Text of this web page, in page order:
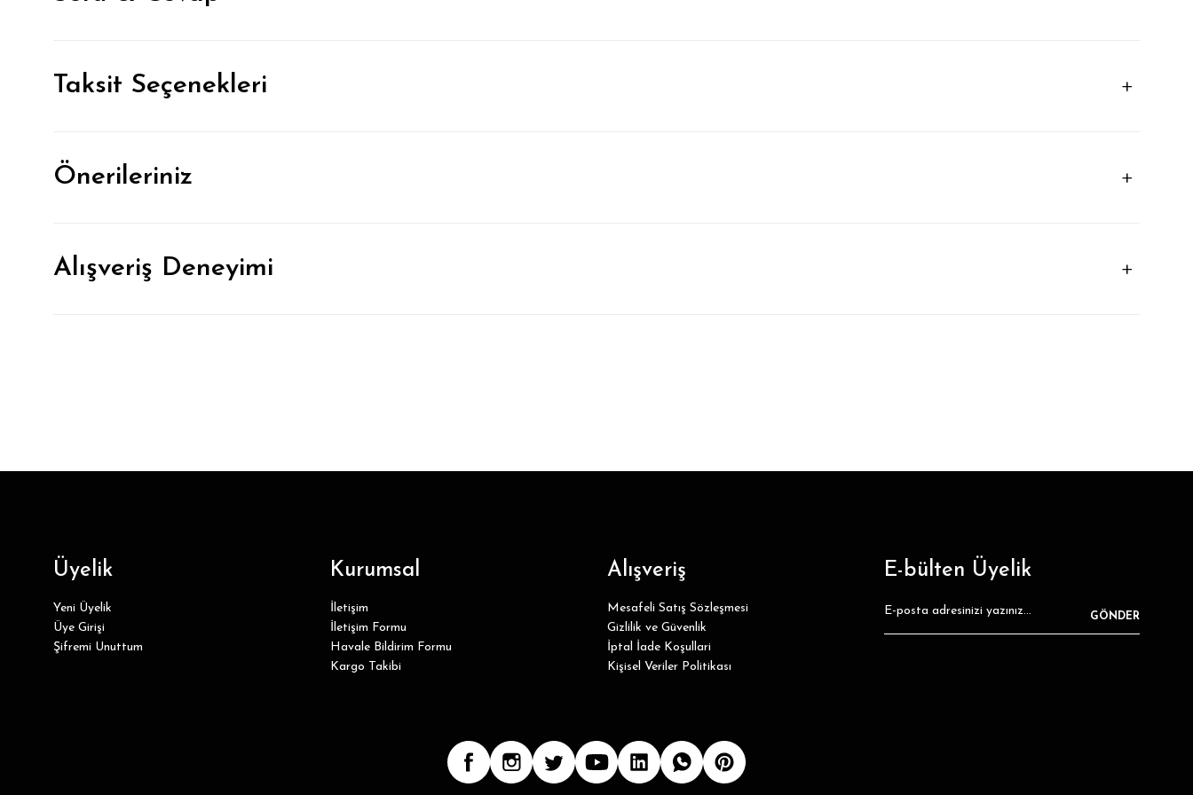
Taksit Seçenekleri
Önerileriniz
Alışveriş Deneyimi
Üyelik
Yeni Üyelik
Üye Girişi
Şifremi Unuttum
Kurumsal
İletişim
İletişim Formu
Havale Bildirim Formu
Kargo Takibi
Alışveriş
Mesafeli Satış Sözleşmesi
Gizlilik ve Güvenlik
İptal İade Koşullari
Kişisel Veriler Politikası
E-bülten Üyelik
GÖNDER